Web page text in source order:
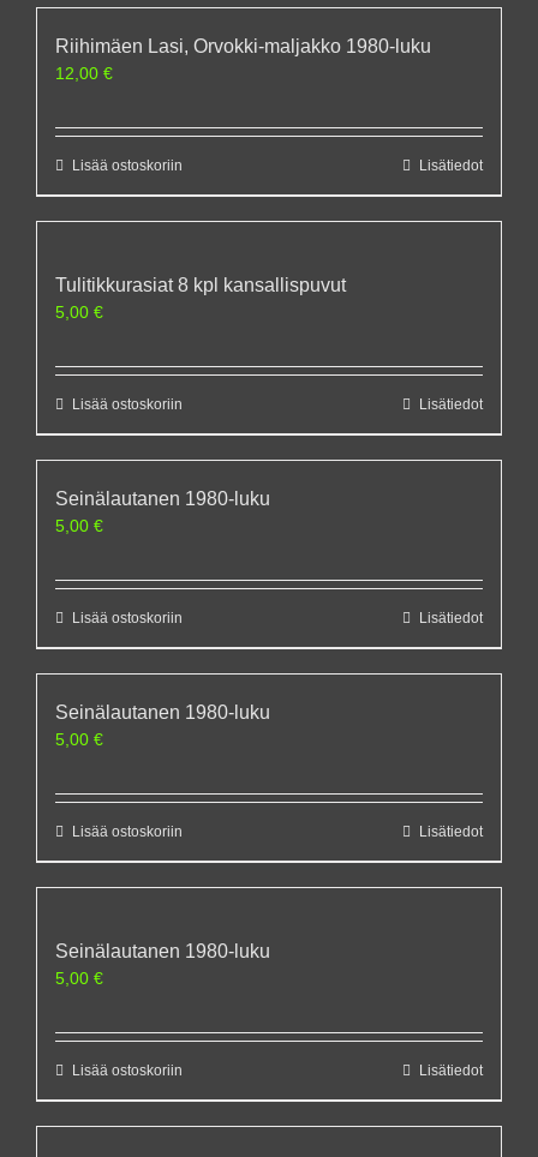
Riihimäen Lasi, Orvokki-maljakko 1980-luku
12,00 €
Lisää ostoskoriin Lisätiedot
Tulitikkurasiat 8 kpl kansallispuvut
5,00 €
Lisää ostoskoriin Lisätiedot
Seinälautanen 1980-luku
5,00 €
Lisää ostoskoriin Lisätiedot
Seinälautanen 1980-luku
5,00 €
Lisää ostoskoriin Lisätiedot
Seinälautanen 1980-luku
5,00 €
Lisää ostoskoriin Lisätiedot